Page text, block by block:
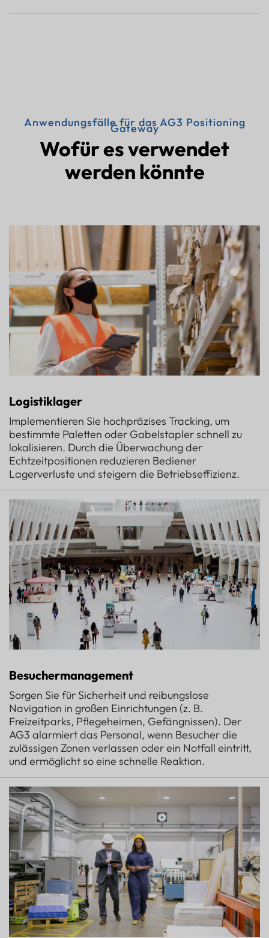
Anwendungsfälle für das AG3 Positioning
Gateway
Wofür es verwendet
werden könnte
Logistiklager
Implementieren Sie hochpräzises Tracking, um
bestimmte Paletten oder Gabelstapler schnell zu
lokalisieren. Durch die Überwachung der
Echtzeitpositionen reduzieren Bediener
Lagerverluste und steigern die Betriebseffizienz.
Besuchermanagement
Sorgen Sie für Sicherheit und reibungslose
Navigation in großen Einrichtungen (z. B.
Freizeitparks, Pflegeheimen, Gefängnissen). Der
AG3 alarmiert das Personal, wenn Besucher die
zulässigen Zonen verlassen oder ein Notfall eintritt,
und ermöglicht so eine schnelle Reaktion.